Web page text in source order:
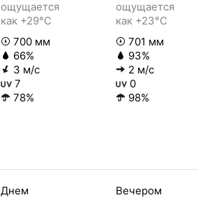
ощущается
как +29°C
700 мм
66%
3 м/с
7
78%
ощущается
как +23°C
701 мм
93%
2 м/с
0
98%
Днем Вечером